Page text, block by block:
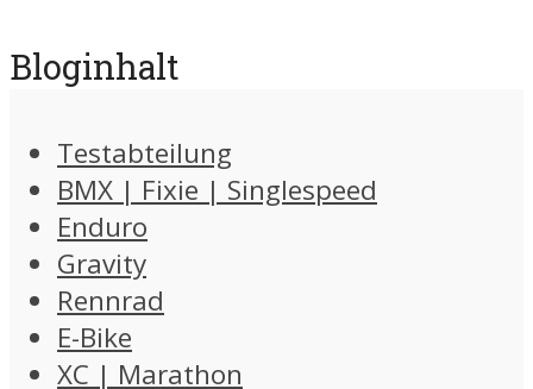
Bloginhalt
Testabteilung
BMX | Fixie | Singlespeed
Enduro
Gravity
Rennrad
E-Bike
XC | Marathon